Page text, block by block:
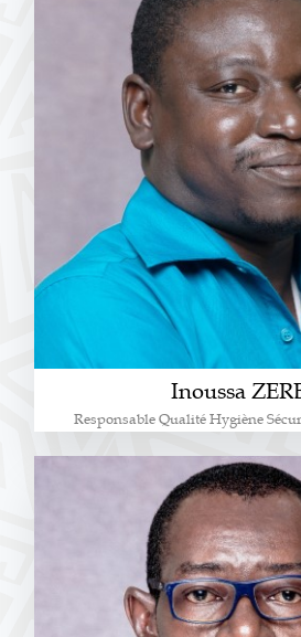
Inoussa
Responsable Qualité Hygiène